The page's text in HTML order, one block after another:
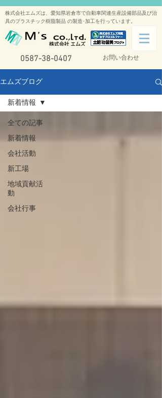
株式会社エムズは、愛知県岩倉市で自動車関連生産設備部品及び治
具のプラスチック樹脂製品 の製造･加工を行っています。
0587-38-0407 お問い合わせ
エムズブログ
全ての記事
新着情報
会社活動
新工場
地域貢献活
動
会社行事
新着情報